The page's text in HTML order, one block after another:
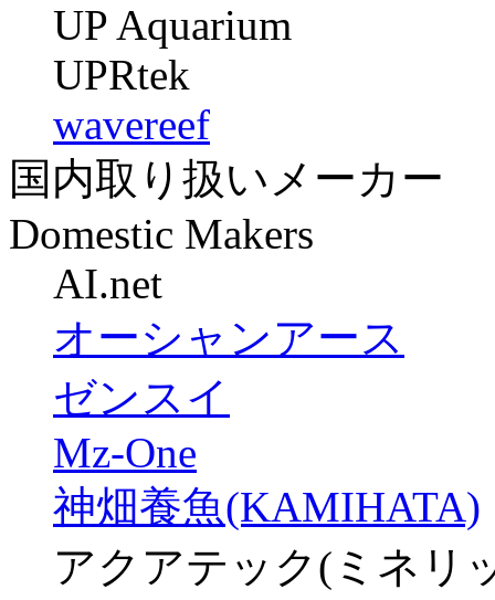
UP Aquarium
UPRtek
wavereef
国内取り扱いメーカー
Domestic Makers
AI.net
オーシャンアース
ゼンスイ
Mz-One
神畑養魚(KAMIHATA)
アクアテック(ミネリ